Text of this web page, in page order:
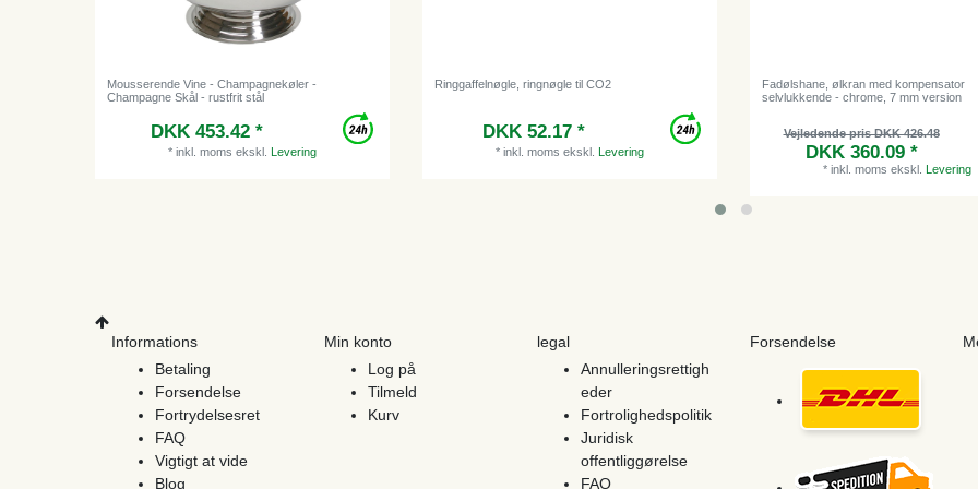
Mousserende Vine - Champagnekøler -
Champagne Skål - rustfrit stål
DKK 453.42 *
* inkl. moms ekskl. Levering
Ringgaffelnøgle, ringnøgle til CO2
DKK 52.17 *
* inkl. moms ekskl. Levering
Fadølshane, ølkran med kompensator
selvlukkende - chrome, 7 mm version
Vejledende pris DKK 426.48
DKK 360.09 *
* inkl. moms ekskl. Levering
Informations
Betaling
Forsendelse
Fortrydelsesret
FAQ
Vigtigt at vide
Blog
Min konto
Log på
Tilmeld
Kurv
legal
Annulleringsrettigh
eder
Fortrolighedspolitik
Juridisk
offentliggørelse
FAQ
Forsendelse